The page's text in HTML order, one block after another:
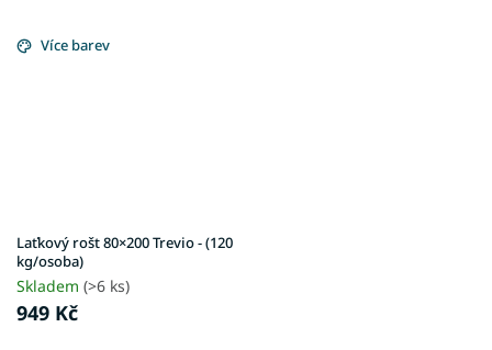
Více barev
Laťkový rošt 80×200 Trevio - (120
kg/osoba)
Skladem (>6 ks)
949 Kč